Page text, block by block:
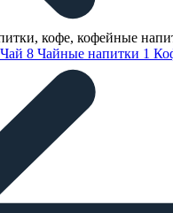
кофе, кофейные
Чай 8 Чайные напитки 1